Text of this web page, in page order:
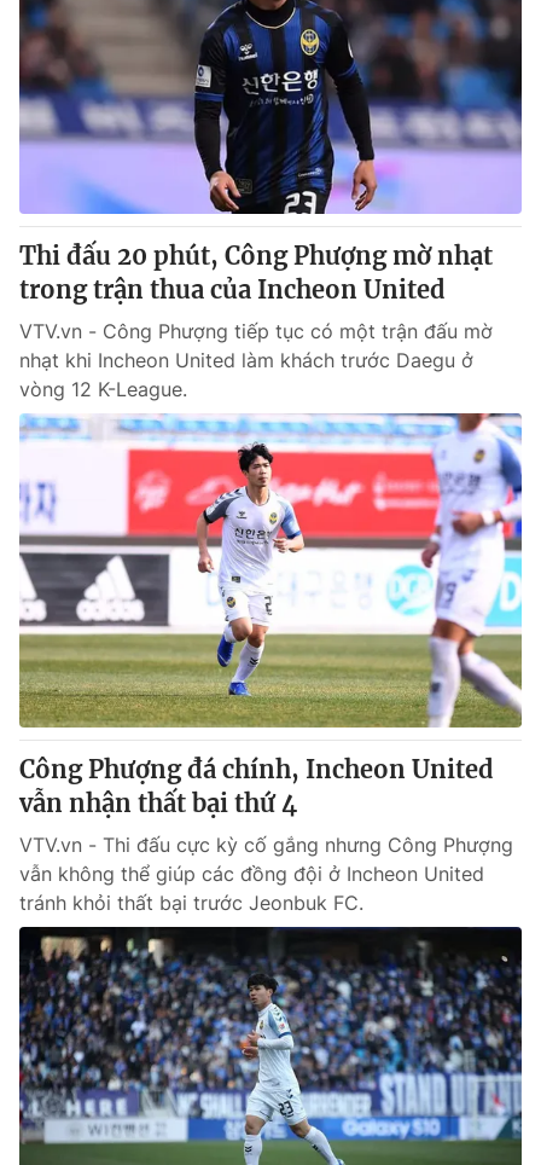
Cơ quan chủ quản:
Đài Truyền hình Việt Nam
Cơ quan báo chí:
Thời báo VTV
Giấy phép hoạt động báo in và báo điện tử số 483/GP-BTTTT
cấp ngày 29/12/2023
Vũ Thanh Thủy
Phó Tổng Biên tập:
Nguyễn Thị Mỹ Hạnh, Phạm Quốc Thắng,
Nguyễn Trọng Ninh
Tổng đài VTV:024.38 355 931 - 024.38 355 932
Ðiện thoại Thời báo VTV:024.66 897 897
toasoan@vtv.vn
Liên hệ quảng cáo: 024-7300.7108
® Cấm sao chép dưới mọi hình thức nếu không có sự chấp
thuận bằng văn bản. Ghi rõ nguồn VTV.vn khi phát hành lại
thông tin từ website này.
Thi đấu 20 phút, Công Phượng mờ nhạt
trong trận thua của Incheon United
VTV.vn - Công Phượng tiếp tục có một trận đấu mờ
nhạt khi Incheon United làm khách trước Daegu ở
vòng 12 K-League.
Công Phượng đá chính, Incheon United
vẫn nhận thất bại thứ 4
VTV.vn - Thi đấu cực kỳ cố gắng nhưng Công Phượng
vẫn không thể giúp các đồng đội ở Incheon United
tránh khỏi thất bại trước Jeonbuk FC.